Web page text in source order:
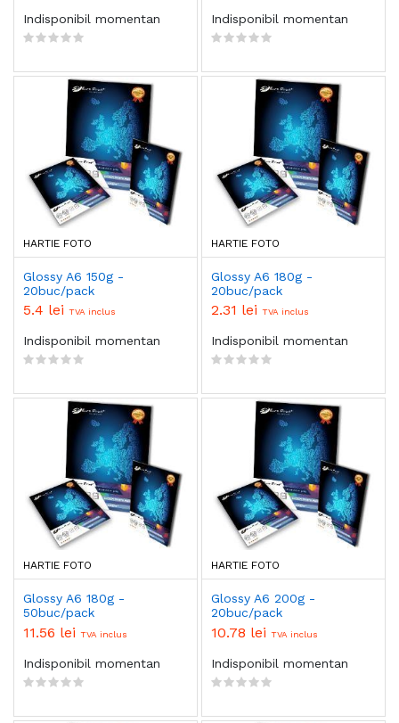
Indisponibil momentan Indisponibil momentan
HARTIE FOTO
Glossy A6 150g -
20buc/pack
5.4 lei TVA inclus
Indisponibil momentan
HARTIE FOTO
Glossy A6 180g -
20buc/pack
2.31 lei TVA inclus
Indisponibil momentan
HARTIE FOTO
Glossy A6 180g -
50buc/pack
11.56 lei TVA inclus
Indisponibil momentan
HARTIE FOTO
Glossy A6 200g -
20buc/pack
10.78 lei TVA inclus
Indisponibil momentan